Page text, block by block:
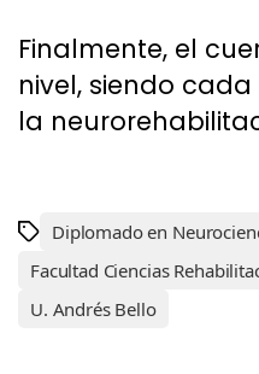
Finalmente, el
nivel, siendo
la
Diplomado en
Facultad Ciencias
U. Andrés Bello